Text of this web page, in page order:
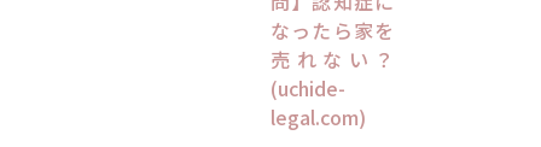
なったら家を
売れない？
(uchide-
legal.com)